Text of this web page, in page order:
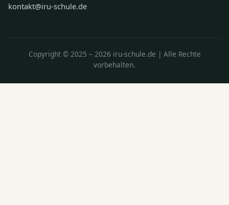
kontakt@iru-schule.de
Copyright © 2025 – 2026 iru-schule.de | Alle Rechte
vorbehalten.